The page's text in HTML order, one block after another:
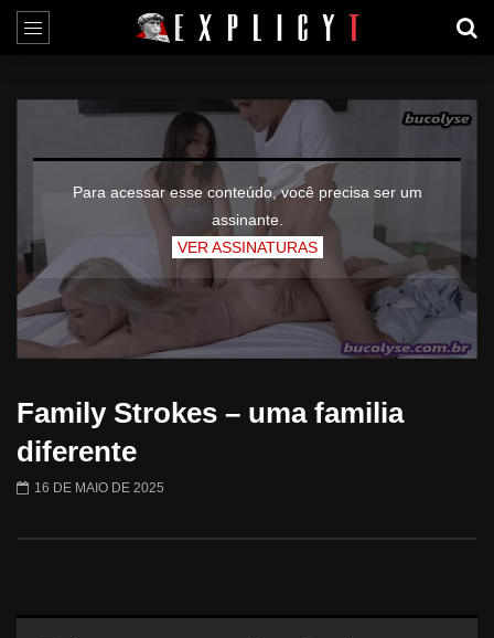
Para acessar esse conteúdo, você precisa ser um
assinante.
VER ASSINATURAS
Family Strokes – uma familia
diferente
16 DE MAIO DE 2025